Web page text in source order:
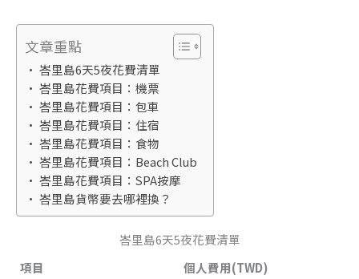
文章重點
峇里島6天5夜花費清單
峇里島花費項目：機票
峇里島花費項目：包車
峇里島花費項目：住宿
峇里島花費項目：食物
峇里島花費項目：Beach Club
峇里島花費項目：SPA按摩
峇里島貨幣要去哪裡換？
峇里島6天5夜花費清單
項目
個人費用(TWD)